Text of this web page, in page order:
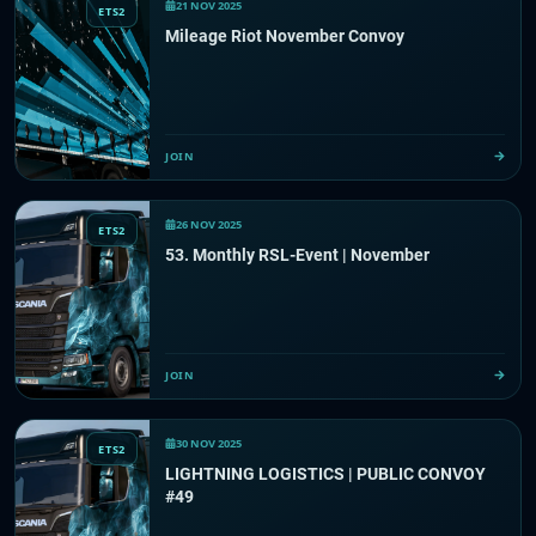
ETS2 21 NOV 2025
Mileage Riot November Convoy
JOIN
ETS2 26 NOV 2025
53. Monthly RSL-Event | November
JOIN
ETS2 30 NOV 2025
LIGHTNING LOGISTICS | PUBLIC CONVOY
#49